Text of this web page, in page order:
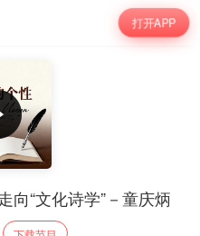
打开APP
向“文化诗学”－童庆炳